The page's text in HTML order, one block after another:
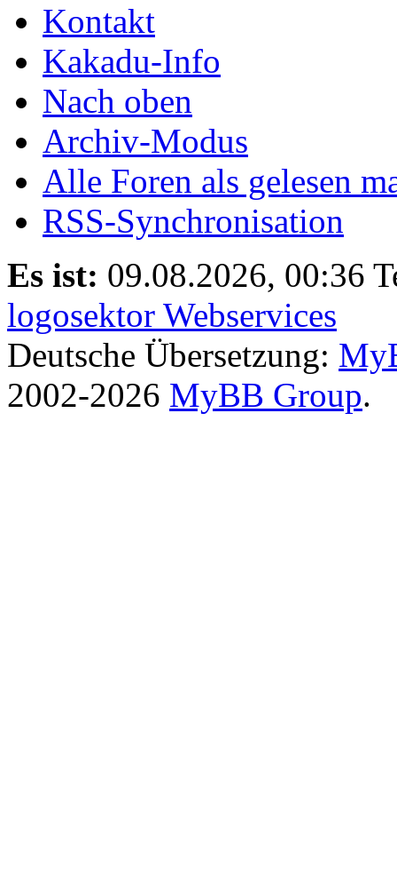
Kontakt
Kakadu-Info
Nach oben
Archiv-Modus
Alle Foren als gelesen
RSS-Synchronisation
Es ist: 09.08.2026, 00:36
logosektor Webservices
Deutsche Übersetzung:
2002-2026 MyBB Group.